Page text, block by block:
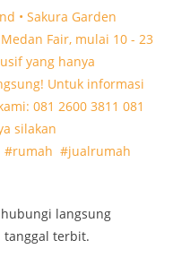
langsung
tanggal terbit.